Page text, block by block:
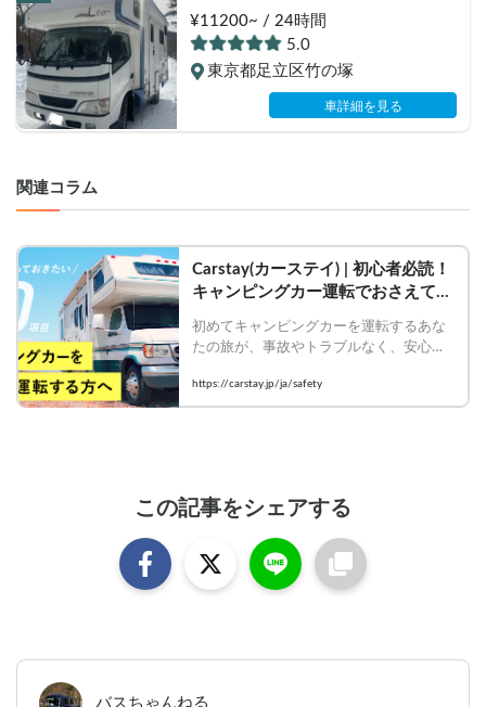
オバンクス  2段ベット！
¥11200~ / 24時間
5.0
東京都足立区竹の塚
車詳細を見る
関連コラム
Carstay(カーステイ) | 初心者必読！
キャンピングカー運転でおさえてお
初めてキャンピングカーを運転するあな
たの旅が、事故やトラブルなく、安心・
方向けに抑えて頂きたい項目を10個まと
めました。
https://carstay.jp/ja/safety
この記事をシェアする
バスちゃんねる